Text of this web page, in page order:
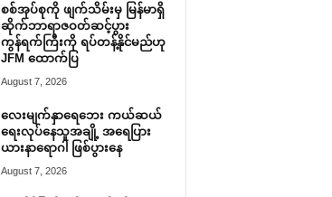
စစ်အုပ်စုကို ဖျက်သိမ်းမှ မြန်မာရှိ
ဆိုက်ဘာရာဇဝတ်ဆင့်ပွား
ကွန်ရက်ကြီးကို ရပ်တန့်နိုင်မည်ဟု
JFM ထောက်ပြ
August 7, 2026
လေးမျက်နှာရေဘေး ကယ်ဆယ်
ရေးလုပ်နေသူအချို့ အရေပြား
ယားနာရောဂါ ဖြစ်ပွားနေ
August 7, 2026